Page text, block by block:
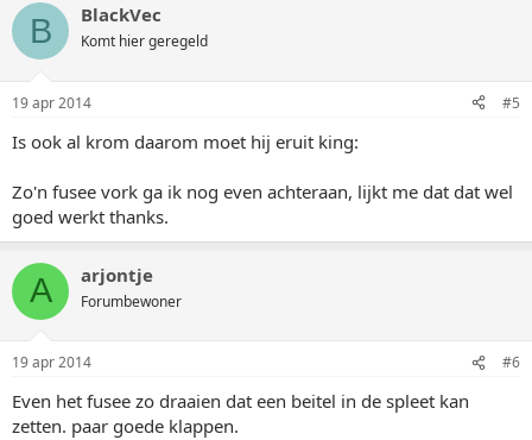
B BlackVec
Komt hier geregeld
19 apr 2014 #5
Is ook al krom daarom moet hij eruit king:
Zo'n fusee vork ga ik nog even achteraan, lijkt me dat dat wel
goed werkt thanks.
A arjontje
Forumbewoner
19 apr 2014 #6
Even het fusee zo draaien dat een beitel in de spleet kan
zetten. paar goede klappen.